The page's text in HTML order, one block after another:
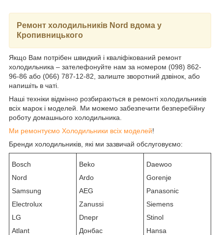
Ремонт холодильників Nord вдома у
Кропивницького
Якщо Вам потрібен швидкий і кваліфікований ремонт
холодильника – зателефонуйте нам за номером (098) 862-
96-86 або (066) 787-12-82, залиште зворотний дзвінок, або
напишіть в чаті.
Наші техніки відмінно розбираються в ремонті холодильників
всіх марок і моделей. Ми можемо забезпечити безперебійну
роботу домашнього холодильника.
Ми ремонтуємо Холодильники всіх моделей!
Бренди холодильників, які ми зазвичай обслуговуємо:
Bosch
Nord
Samsung
Electrolux
LG
Atlant
Beko
Ardo
AEG
Zanussi
Dnepr
Донбас
Daewoo
Gorenje
Panasonic
Siemens
Stinol
Hansa